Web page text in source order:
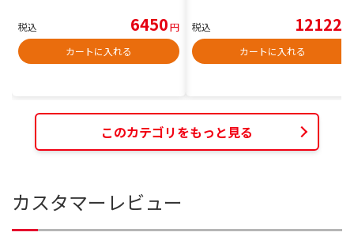
税込 6450円
カートに入れる
税込 12122
カートに入れる
このカテゴリをもっと見る
カスタマーレビュー